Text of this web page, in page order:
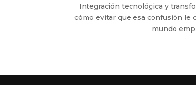
Integración tecnológica y
cómo evitar que esa confusión
mundo